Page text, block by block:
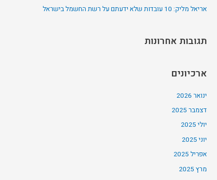
אריאל מליק: 10 עובדות שלא ידעתם על רשת החשמל בישראל
תגובות אחרונות
ארכיונים
ינואר 2026
דצמבר 2025
יולי 2025
יוני 2025
אפריל 2025
מרץ 2025